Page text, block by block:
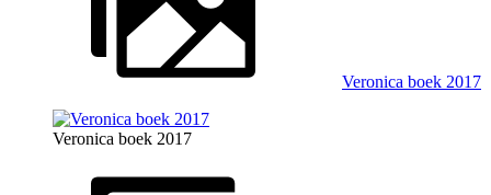
Veronica boek 2017
Veronica boek 2017